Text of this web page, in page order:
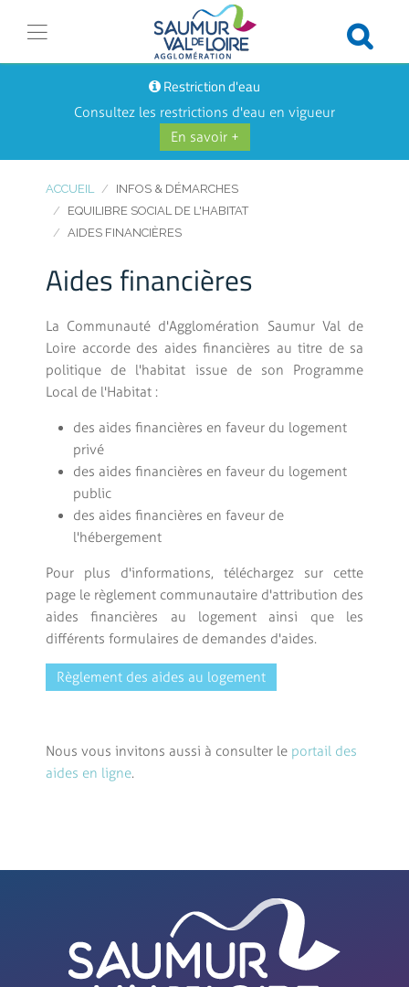
Restriction d'eau
Consultez les restrictions d'eau en vigueur
En savoir +
ACCUEIL
INFOS & DÉMARCHES
EQUILIBRE SOCIAL DE L'HABITAT
AIDES FINANCIÈRES
Aides financières
La Communauté d'Agglomération Saumur Val de
Loire accorde des aides financières au titre de sa
politique de l'habitat issue de son Programme
Local de l'Habitat :
des aides financières en faveur du logement
privé
des aides financières en faveur du logement
public
des aides financières en faveur de
l'hébergement
Pour plus d'informations, téléchargez sur cette
page le règlement communautaire d'attribution des
aides financières au logement ainsi que les
différents formulaires de demandes d'aides.
Règlement des aides au logement
Nous vous invitons aussi à consulter le portail des
aides en ligne.